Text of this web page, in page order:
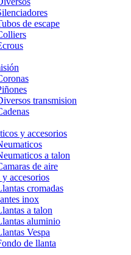
de escape
transmision
y accesorios
a talon
de aire
accesorios
cromadas
inox
a talon
aluminio
Vespa
de llanta